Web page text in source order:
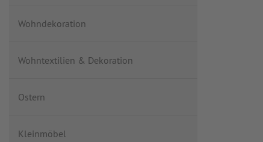
Wohndekoration
Wohntextilien & Dekoration
Ostern
Kleinmöbel